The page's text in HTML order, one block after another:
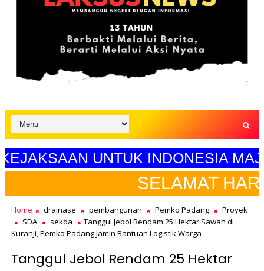
KEJAKSAAN UNTUK
HARI PENDIDIKAN
Home drainase pembangunan Pemko Padang
Proyek
SDA
sekda
Tanggul Jebol Rendam 25 Hektar Sawah di
Kuranji, Pemko Padang Jamin Bantuan Logistik Warga
Tanggul Jebol Rendam 25 Hektar